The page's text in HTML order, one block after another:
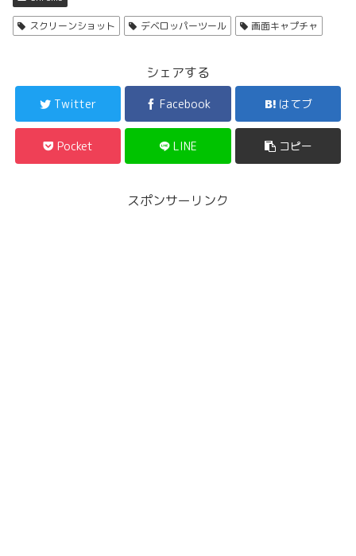
スクリーンショット デベロッパーツール 画面キャプチャ
シェアする
Twitter Facebook はてブ
Pocket LINE コピー
スポンサーリンク